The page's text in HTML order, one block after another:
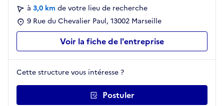
à 3,0 km de votre lieu de recherche
9 Rue du Chevalier Paul, 13002 Marseille
Voir la fiche de l'entreprise
Cette structure vous intéresse ?
Postuler